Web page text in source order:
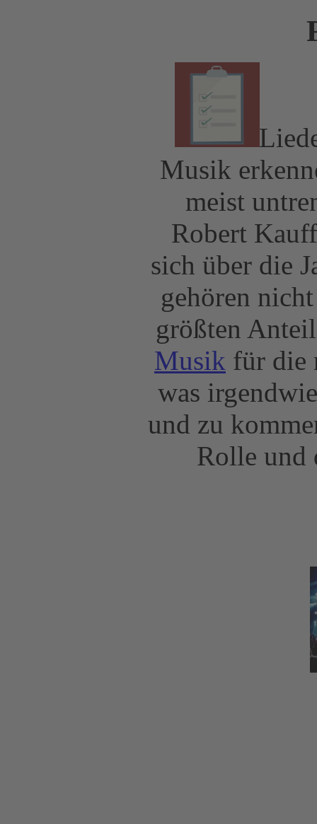
Musik
meist
Robert
sich über die
gehören
größten
Musik für die
was
und zu
Rolle und